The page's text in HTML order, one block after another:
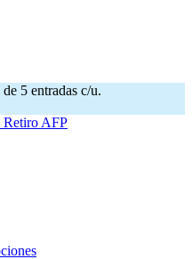
5 entradas c/u.
Retiro AFP